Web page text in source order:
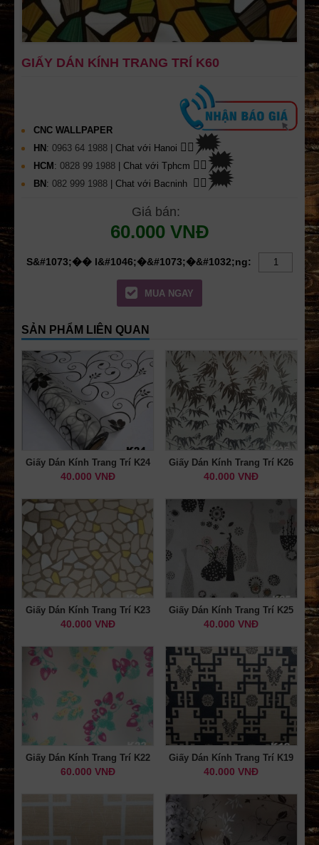
GIẤY DÁN KÍNH TRANG TRÍ K60
CNC WALLPAPER
HN : 0963 64 1988 | Chat với Hanoi 👉🏽 🗯
HCM : 0828 99 1988 | Chat với Tphcm 👉🏽 🗯
BN : 082 999 1988 | Chat với Bacninh 👉🏽 🗯
Giá bán:
60.000 VNĐ
MUA NGAY
SẢN PHẨM LIÊN QUAN
Giấy Dán Kính Trang Trí K24
40.000 VNĐ
Giấy Dán Kính Trang Trí K26
40.000 VNĐ
Giấy Dán Kính Trang Trí K23
40.000 VNĐ
Giấy Dán Kính Trang Trí K25
40.000 VNĐ
Giấy Dán Kính Trang Trí K22
60.000 VNĐ
Giấy Dán Kính Trang Trí K19
40.000 VNĐ